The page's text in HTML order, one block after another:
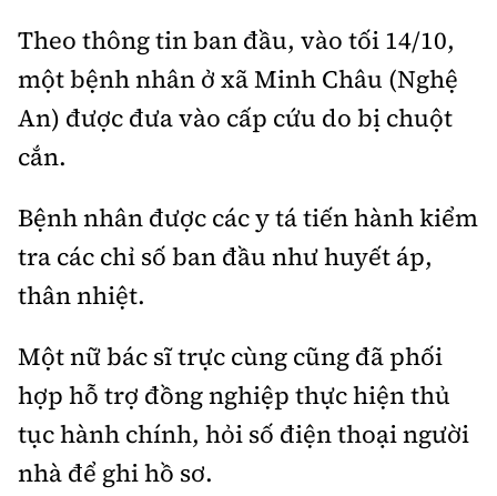
Thế giới xây dựng
Lối sống
Ẩm thực
Thời sự
Khám phá
Camera giao thông
Giải trí - Thể thao
Giấy phép số: 03/GP-BVHTTDL, cấp ngày 1/4/2025.
Tòa soạn: Số 2 Nguyễn Công Hoan, phường Giảng Võ,
Hà Nội.
Phó Tổng biên tập:
Nguyễn Sơn Tùng,
Nguyễn Đức Thắng, La Đức Hùng
Hotline:
0901 514 799
Quảng cáo và Phát hành:
0915 057 282
Theo thông tin ban đầu, vào tối 14/10,
một bệnh nhân ở xã Minh Châu (Nghệ
An) được đưa vào cấp cứu do bị chuột
cắn.
Bệnh nhân được các y tá tiến hành kiểm
tra các chỉ số ban đầu như huyết áp,
thân nhiệt.
Một nữ bác sĩ trực cùng cũng đã phối
hợp hỗ trợ đồng nghiệp thực hiện thủ
tục hành chính, hỏi số điện thoại người
nhà để ghi hồ sơ.